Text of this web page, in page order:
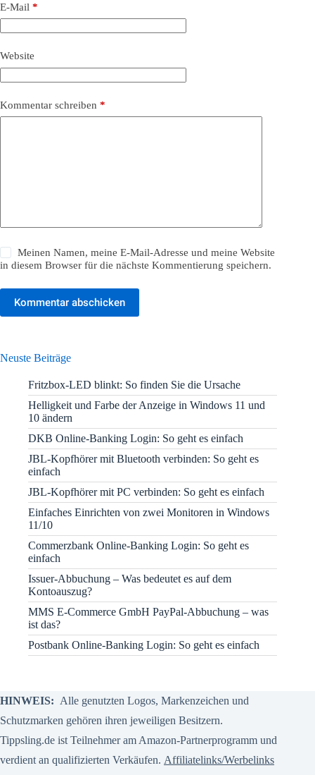
E-Mail *
Website
Kommentar schreiben *
Meinen Namen, meine E-Mail-Adresse und meine Website
in diesem Browser für die nächste Kommentierung speichern.
Kommentar abschicken
Neuste Beiträge
Fritzbox-LED blinkt: So finden Sie die Ursache
Helligkeit und Farbe der Anzeige in Windows 11 und
10 ändern
DKB Online-Banking Login: So geht es einfach
JBL-Kopfhörer mit Bluetooth verbinden: So geht es
einfach
JBL-Kopfhörer mit PC verbinden: So geht es einfach
Einfaches Einrichten von zwei Monitoren in Windows
11/10
Commerzbank Online-Banking Login: So geht es
einfach
Issuer-Abbuchung – Was bedeutet es auf dem
Kontoauszug?
MMS E-Commerce GmbH PayPal-Abbuchung – was
ist das?
Postbank Online-Banking Login: So geht es einfach
HINWEIS: Alle genutzten Logos, Markenzeichen und
Schutzmarken gehören ihren jeweiligen Besitzern.
Tippsling.de ist Teilnehmer am Amazon-Partnerprogramm und
verdient an qualifizierten Verkäufen. Affiliatelinks/Werbelinks